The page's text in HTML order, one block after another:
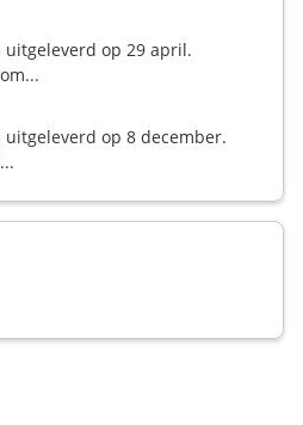
uitgeleverd op 29 april.
op 8 december.